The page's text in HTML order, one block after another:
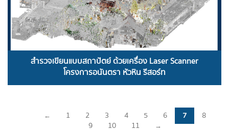
สำรวจเขียนแบบสถาปัตย์ ด้วยเครื่อง Laser Scanner
โครงการอนันตรา หัวหิน รีสอร์ท
← 1 2 3 4 5 6 7
8
9
10 11 →